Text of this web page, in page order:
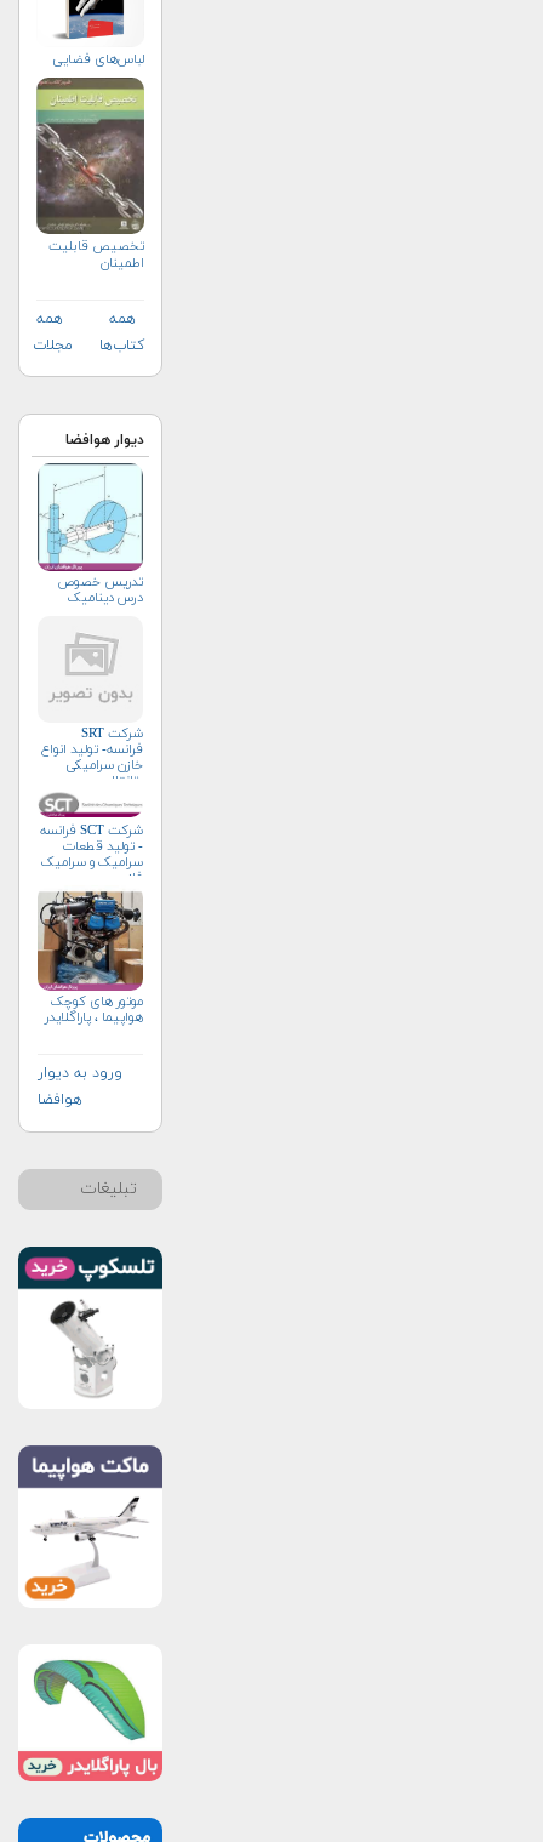
لباس‌های فضایی
تخصيص قابليت
اطمينان
همه
کتاب‌ها
همه
مجلات
دیوار هوافضا
تدریس خصوص
درس دینامیک
شرکت SRT
فرانسه- تولید انواع
خازن سرامیکی
وتانتال
شرکت SCT فرانسه
- تولید قطعات
سرامیک و سرامیک
فلز
موتور های کوچک
هواپیما ، پاراگلایدر
ورود به دیوار
هوافضا
تبلیغات